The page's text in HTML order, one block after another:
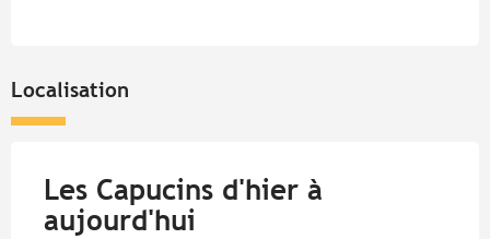
Localisation
Les Capucins d'hier à
aujourd'hui